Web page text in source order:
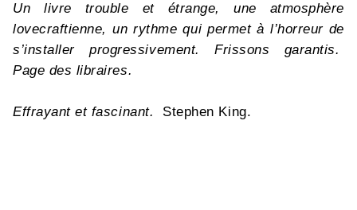
Un livre trouble et étrange, une atmosphère
lovecraftienne, un rythme qui permet à l’horreur de
s’installer progressivement. Frissons garantis.
Page des libraires.
Effrayant et fascinant. Stephen King.